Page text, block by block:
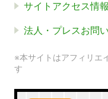
サイトアクセス情
法人・プレスお問
※本サイトはアフィリエ
す